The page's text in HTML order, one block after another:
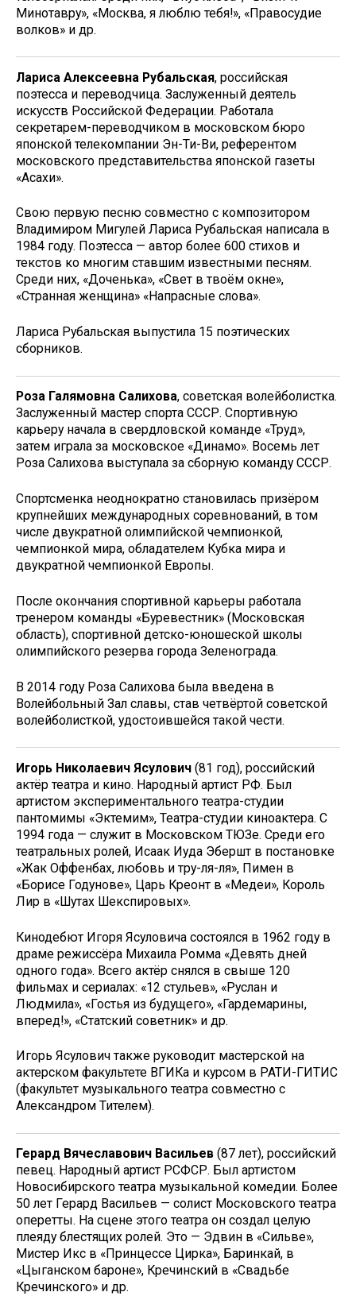
Минотавру», «Москва, я люблю тебя!», «Правосудие
волков» и др.
Лариса Алексеевна Рубальская, российская
поэтесса и переводчица. Заслуженный деятель
искусств Российской Федерации. Работала
секретарем-переводчиком в московском бюро
японской телекомпании Эн-Ти-Ви, референтом
московского представительства японской газеты
«Асахи».
Свою первую песню совместно с композитором
Владимиром Мигулей Лариса Рубальская написала в
1984 году. Поэтесса — автор более 600 стихов и
текстов ко многим ставшим известными песням.
Среди них, «Доченька», «Свет в твоём окне»,
«Странная женщина» «Напрасные слова».
Лариса Рубальская выпустила 15 поэтических
сборников.
Роза Галямовна Салихова, советская волейболистка.
Заслуженный мастер спорта СССР. Спортивную
карьеру начала в свердловской команде «Труд»,
затем играла за московское «Динамо». Восемь лет
Роза Салихова выступала за сборную команду СССР.
Спортсменка неоднократно становилась призёром
крупнейших международных соревнований, в том
числе двукратной олимпийской чемпионкой,
чемпионкой мира, обладателем Кубка мира и
двукратной чемпионкой Европы.
После окончания спортивной карьеры работала
тренером команды «Буревестник» (Московская
область), спортивной детско-юношеской школы
олимпийского резерва города Зеленограда.
В 2014 году Роза Салихова была введена в
Волейбольный Зал славы, став четвёртой советской
волейболисткой, удостоившейся такой чести.
Игорь Николаевич Ясулович (81 год), российский
актёр театра и кино. Народный артист РФ. Был
артистом экспериментального театра-студии
пантомимы «Эктемим», Театра-студии киноактера. С
1994 года — служит в Московском ТЮЗе. Среди его
театральных ролей, Исаак Иуда Эбершт в постановке
«Жак Оффенбах, любовь и тру-ля-ля», Пимен в
«Борисе Годунове», Царь Креонт в «Медеи», Король
Лир в «Шутах Шекспировых».
Кинодебют Игоря Ясуловича состоялся в 1962 году в
драме режиссёра Михаила Ромма «Девять дней
одного года». Всего актёр снялся в свыше 120
фильмах и сериалах: «12 стульев», «Руслан и
Людмила», «Гостья из будущего», «Гардемарины,
вперед!», «Статский советник» и др.
Игорь Ясулович также руководит мастерской на
актерском факультете ВГИКа и курсом в РАТИ-ГИТИС
(факультет музыкального театра совместно с
Александром Тителем).
Герард Вячеславович Васильев (87 лет), российский
певец. Народный артист РСФСР. Был артистом
Новосибирского театра музыкальной комедии. Более
50 лет Герард Васильев — солист Московского театра
оперетты. На сцене этого театра он создал целую
плеяду блестящих ролей. Это — Эдвин в «Сильве»,
Мистер Икс в «Принцессе Цирка», Баринкай, в
«Цыганском бароне», Кречинский в «Свадьбе
Кречинского» и др.